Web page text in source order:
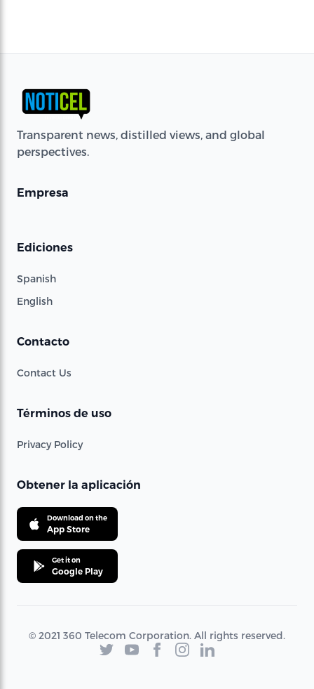
Transparent news, distilled views, and global
perspectives.
Empresa
Ediciones
Spanish
English
Contacto
Contact Us
Términos de uso
Privacy Policy
Obtener la aplicación
Download on the
App Store
Get it on
Google Play
© 2021 360 Telecom Corporation. All rights reserved.